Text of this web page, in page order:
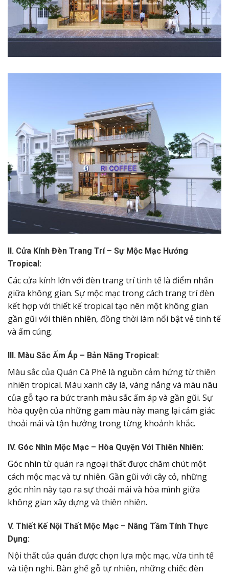
II. Cửa Kính Đèn Trang Trí – Sự Mộc Mạc Hướng
Tropical:
Các cửa kính lớn với đèn trang trí tinh tế là điểm nhấn
giữa không gian. Sự mộc mạc trong cách trang trí đèn
kết hợp với thiết kế tropical tạo nên một không gian
gần gũi với thiên nhiên, đồng thời làm nổi bật vẻ tinh tế
và ấm cúng.
III. Màu Sắc Ấm Áp – Bản Năng Tropical:
Màu sắc của Quán Cà Phê là nguồn cảm hứng từ thiên
nhiên tropical. Màu xanh cây lá, vàng nắng và màu nâu
của gỗ tạo ra bức tranh màu sắc ấm áp và gần gũi. Sự
hòa quyện của những gam màu này mang lại cảm giác
thoải mái và tận hưởng trong từng khoảnh khắc.
IV. Góc Nhìn Mộc Mạc – Hòa Quyện Với Thiên Nhiên:
Góc nhìn từ quán ra ngoại thất được chăm chút một
cách mộc mạc và tự nhiên. Gần gũi với cây cỏ, những
góc nhìn này tạo ra sự thoải mái và hòa mình giữa
không gian xây dựng và thiên nhiên.
V. Thiết Kế Nội Thất Mộc Mạc – Nâng Tầm Tính Thực
Dụng:
Nội thất của quán được chọn lựa mộc mạc, vừa tinh tế
và tiện nghi. Bàn ghế gỗ tự nhiên, những chiếc đèn